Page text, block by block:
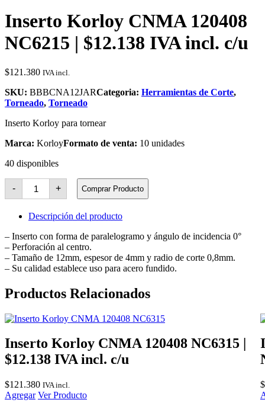
Inserto Korloy CNMA 120408
NC6215 | $12.138 IVA incl. c/u
$121.380 IVA incl.
SKU: BBBCNA12JARCategoria: Herramientas de Corte,
Torneado, Torneado
Inserto Korloy para tornear
Marca: KorloyFormato de venta: 10 unidades
40 disponibles
-
Inserto
Korloy
CNMA
120408
NC6215
+ Comprar Producto
Descripción del producto
– Inserto con forma de paralelogramo y ángulo de incidencia 0°
– Perforación al centro.
– Tamaño de 12mm, espesor de 4mm y radio de corte 0,8mm.
– Su calidad establece uso para acero fundido.
Productos Relacionados
Inserto Korloy CNMA 120408 NC6315 |
$12.138 IVA incl. c/u
$121.380 IVA incl.
Agregar Ver Producto
$